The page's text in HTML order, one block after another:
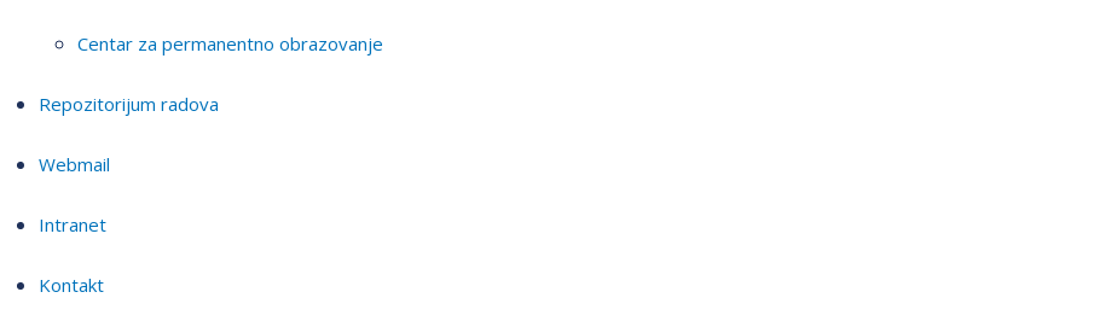
Centar za permanentno obrazovanje
Repozitorijum radova
Webmail
Intranet
Kontakt